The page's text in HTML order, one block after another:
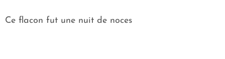
Ce flacon fut une nuit de noces